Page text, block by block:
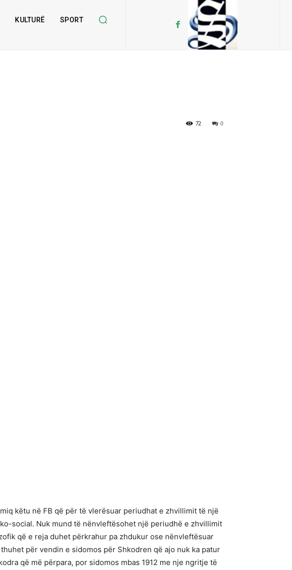
KULTURË SPORT
0
72
këtu në FB që për të vlerësuar periudhat e zhvillimit të një
social. Nuk mund të nënvleftësohet një periudhë e zhvillimit
që e reja duhet përkrahur pa zhdukur ose nënvleftësuar
për vendin e sidomos për Shkodren që ajo nuk ka patur
që më përpara, por sidomos mbas 1912 me nje ngritje të